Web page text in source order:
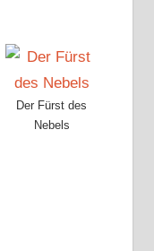
Der Fürst des
Nebels